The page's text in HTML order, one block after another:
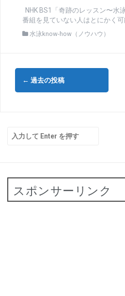
NHK BS1「奇跡のレッスン〜水
番組を見ていない人はとにかく可
水泳know-how（ノウハウ）
投
稿
ビ
ゲ
シ
ョ
← 過去の投稿
索:
スポンサーリンク